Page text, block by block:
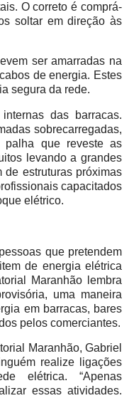
O correto é comprá-
soltar em direção às
ser amarradas na
de energia. Estes
segura da rede.
das barracas.
sobrecarregadas,
palha que reveste as
levando a grandes
de estruturas próximas
capacitados
elétrico.
que pretendem
de energia elétrica
Maranhão lembra
uma maneira
em barracas, bares
pelos comerciantes.
Maranhão, Gabriel
realize ligações
elétrica. “Apenas
essas atividades.